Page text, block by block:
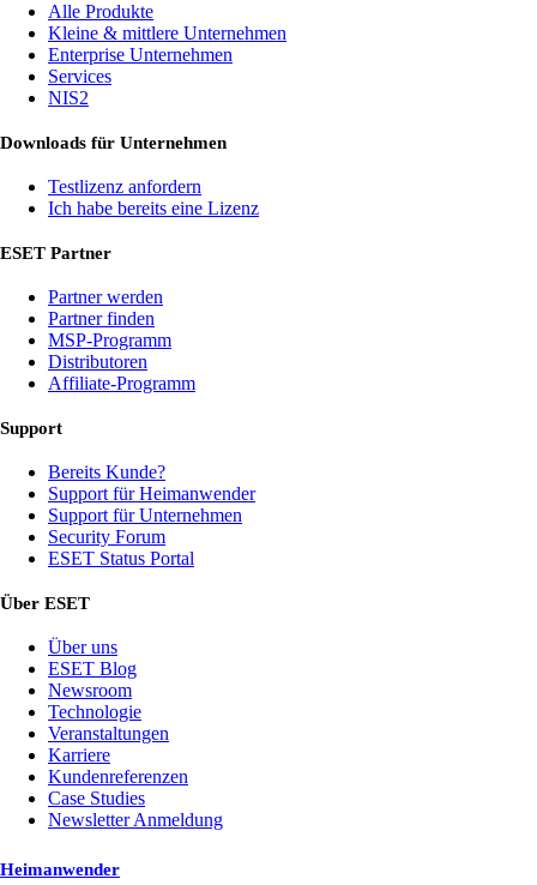
Alle Produkte
Kleine & mittlere Unternehmen
Enterprise Unternehmen
Services
NIS2
Downloads für Unternehmen
Testlizenz anfordern
Ich habe bereits eine Lizenz
ESET Partner
Partner werden
Partner finden
MSP-Programm
Distributoren
Affiliate-Programm
Support
Bereits Kunde?
Support für Heimanwender
Support für Unternehmen
Security Forum
ESET Status Portal
Über ESET
Über uns
ESET Blog
Newsroom
Technologie
Veranstaltungen
Karriere
Kundenreferenzen
Case Studies
Newsletter Anmeldung
Heimanwender